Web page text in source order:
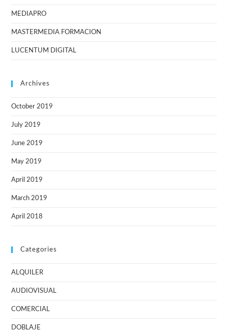
MEDIAPRO
MASTERMEDIA FORMACION
LUCENTUM DIGITAL
Archives
October 2019
July 2019
June 2019
May 2019
April 2019
March 2019
April 2018
Categories
ALQUILER
AUDIOVISUAL
COMERCIAL
DOBLAJE